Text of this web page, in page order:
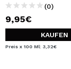
(0)
9,95€
KAUFEN
Preis x 100 Ml: 3,32€